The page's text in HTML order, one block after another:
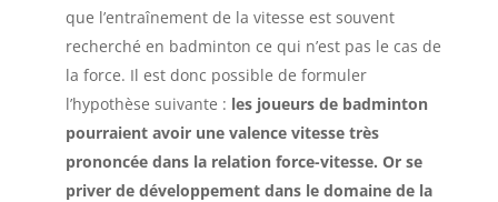
que l’entraînement de la vitesse est souvent
recherché en badminton ce qui n’est pas le cas de
la force. Il est donc possible de formuler
l’hypothèse suivante : les joueurs de badminton
pourraient avoir une valence vitesse très
prononcée dans la relation force-vitesse. Or se
priver de développement dans le domaine de la